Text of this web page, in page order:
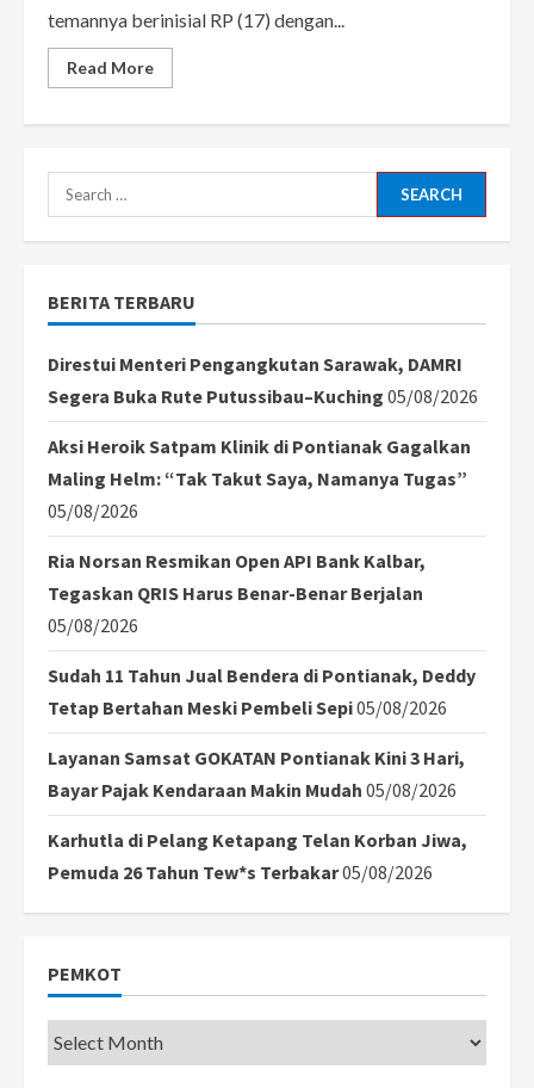
temannya berinisial RP (17) dengan...
Read MoreRead
more
di
Search
for:
BERITA TERBARU
Direstui Menteri Pengangkutan Sarawak, DAMRI
Segera Buka Rute Putussibau–Kuching 05/08/2026
Aksi Heroik Satpam Klinik di Pontianak Gagalkan
Maling Helm: “Tak Takut Saya, Namanya Tugas”
05/08/2026
Ria Norsan Resmikan Open API Bank Kalbar,
Tegaskan QRIS Harus Benar-Benar Berjalan
05/08/2026
Sudah 11 Tahun Jual Bendera di Pontianak, Deddy
Tetap Bertahan Meski Pembeli Sepi05/08/2026
Layanan Samsat GOKATAN Pontianak Kini 3 Hari,
Bayar Pajak Kendaraan Makin Mudah 05/08/2026
Karhutla di Pelang Ketapang Telan Korban Jiwa,
Pemuda 26 Tahun Tew*s Terbakar05/08/2026
PEMKOT
Pemkot